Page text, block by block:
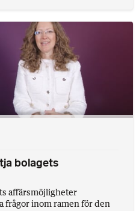
bolagets
affärsmöjligheter
frågor inom ramen för den